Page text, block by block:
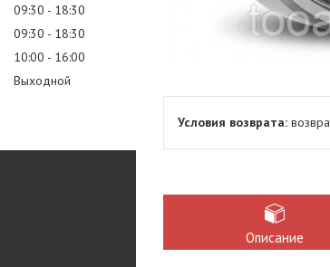
09:30
18:30
09:30
18:30
10:00
16:00
Выходной
Описание